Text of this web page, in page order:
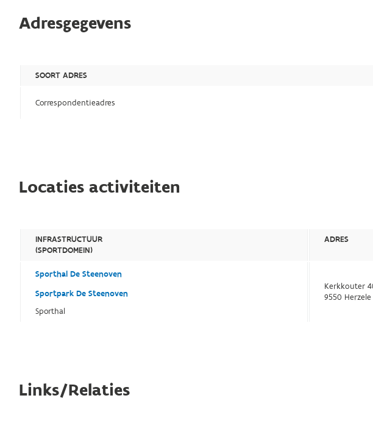
Adresgegevens
SOORT ADRES
Correspondentieadres
Locaties activiteiten
INFRASTRUCTUUR
(SPORTDOMEIN)
ADRES
Sporthal De Steenoven
Sportpark De Steenoven
Sporthal
Kerkkouter
9550 Herzele
Links/Relaties